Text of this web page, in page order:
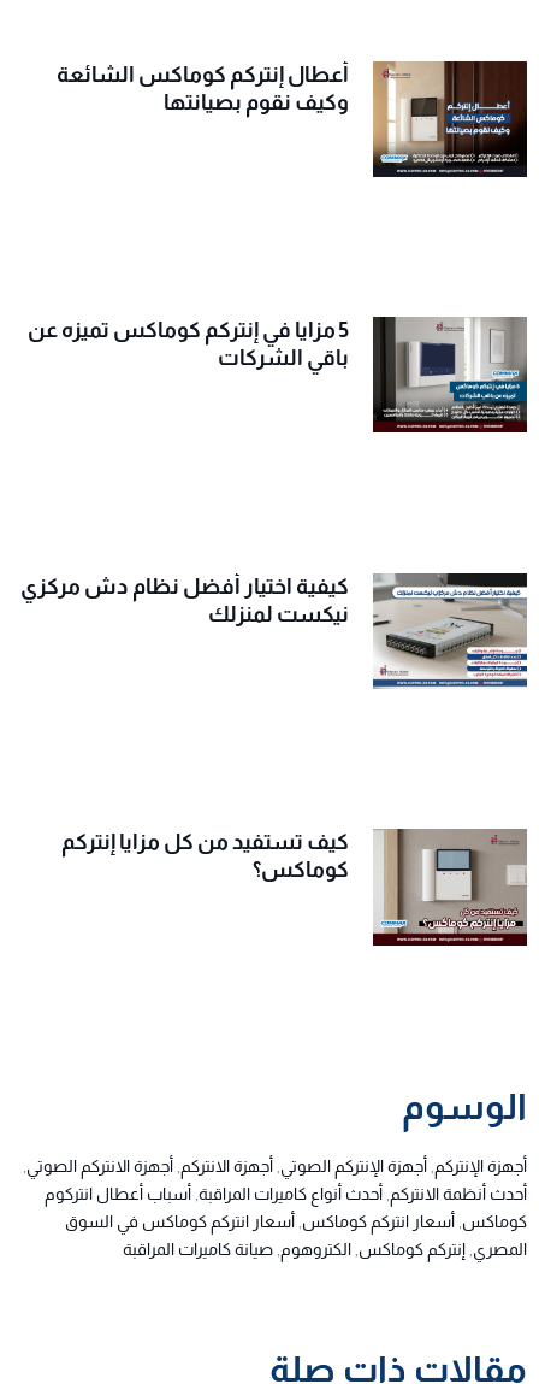
أعطال إنتركم كوماكس الشائعة
وكيف نقوم بصيانتها
5 مزايا في إنتركم كوماكس تميزه عن
باقي الشركات
كيفية اختيار أفضل نظام دش مركزي
نيكست لمنزلك
كيف تستفيد من كل مزايا إنتركم
كوماكس؟
الوسوم
أجهزة الإنتركم أجهزة الإنتركم الصوتي أجهزة الانتركم أجهزة الانتركم الصوتي
أحدث أنظمة الانتركم أحدث أنواع كاميرات المراقبة أسباب أعطال انتركوم
كوماكس أسعار انتركم كوماكس أسعار انتركم كوماكس في السوق
المصري إنتركم كوماكس الكتروهوم صيانة كاميرات المراقبة
مقالات ذات صلة